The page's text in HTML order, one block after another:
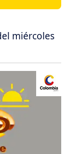
miércoles